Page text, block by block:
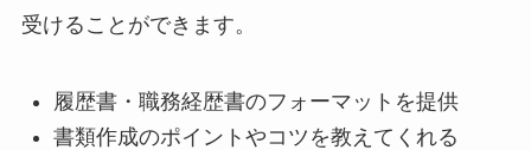
受けることができます。
履歴書・職務経歴書のフォーマットを提供
書類作成のポイントやコツを教えてくれる